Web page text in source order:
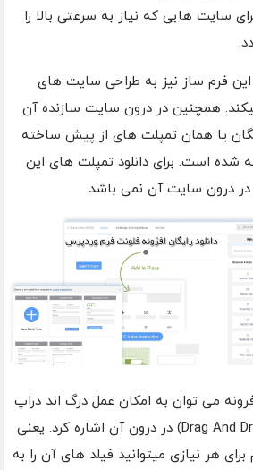
سایت هایی که نیاز به سرعتی بالا را
این فرم ساز نیز به طراحی سایت های
همچنین در درون سایت سازنده آن
یا همان تمپلت های از پیش ساخته
شده است. برای دانلود تمپلت های این
در درون سایت آن نمی باشد.
می توان به امکان عمل درگ اند دراپ
(کشیدن و رها کردن : Drag And Drop) در درون آن اشاره کرد. یعنی
هر نیازی میتوانید فیلد های آن را به